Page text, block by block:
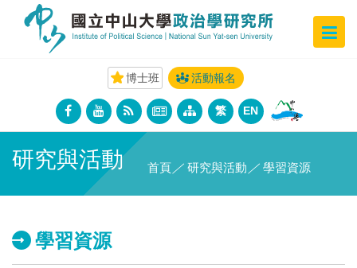
博士班 活動報名
繁 EN
研究與活動 首頁 ／ 研究與活動 ／ 學習資源
學習資源